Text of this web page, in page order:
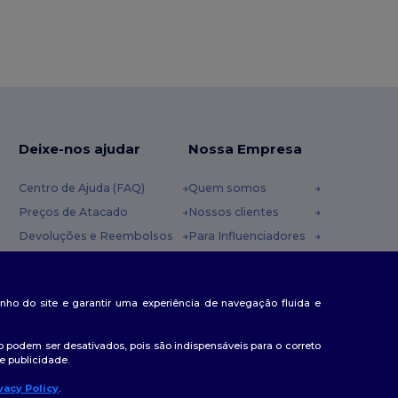
Deixe-nos ajudar
Centro de Ajuda (FAQ)
Preços de Atacado
Devoluções e Reembolsos
Cupons
Nossa Empresa
Quem somos
Nossos clientes
Para Influenciadores
Centro de Carreiras
do site e garantir uma experiência de navegação fluida e
ser desativados, pois são indispensáveis para o correto
publicidade.
Policy.